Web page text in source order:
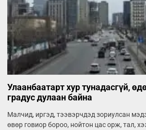
Улаанбаатарт хур тунадасгүй,
градус дулаан байна
Малчид, иргэд, тээвэрчдэд зориулсан
өвөр говиор бороо, нойтон цас орж, тал,